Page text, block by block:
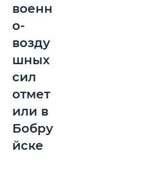
военн
о-
возду
шных
сил
отмет
или в
Бобру
йске